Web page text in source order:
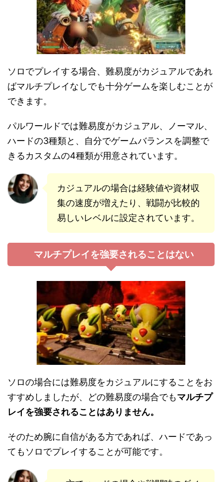
ソロでプレイする場合、難易度がカジュアルであれ
ばマルチプレイなしでも十分ゲームを楽しむことが
できます。
パルワールドでは難易度がカジュアル、ノーマル、
ハードの3種類と、自分でゲームバランスを調整で
きるカスタムの4種類が用意されています。
カジュアルの場合は経験値や資材収
集の速度が増えたり、戦闘が比較的
易しいレベルに設定されています。
マルチプレイを強要されることはない
ソロの場合には難易度をカジュアルにすることをお
すすめしましたが、どの難易度の場合でもマルチプ
レイを強要されることはありません。
そのため腕に自信がある方であれば、ハードであっ
てもソロでプレイすることが可能です。